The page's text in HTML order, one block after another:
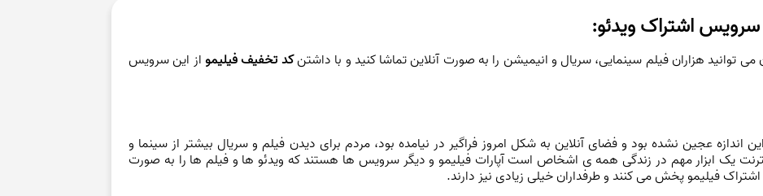
سرویس اشتراک ویدئو:
توانید هزاران فیلم سینمایی، سریال و انیمیشن را به صورت آنلاین تماشا کنید و با داشتن کد تخفیف فیلیمو از این سرویس
اندازه عجین نشده بود و فضای آنلاین به شکل امروز فراگیر در نیامده بود، مردم برای دیدن فیلم و سریال بیشتر از سینما و
یک ابزار مهم در زندگی همه ی اشخاص است آپارات فیلیمو و دیگر سرویس ها هستند که ویدئو ها و فیلم ها را به صورت
اشتراک فیلیموپخش می کنند و طرفداران خیلی زیادی نیز دارند.